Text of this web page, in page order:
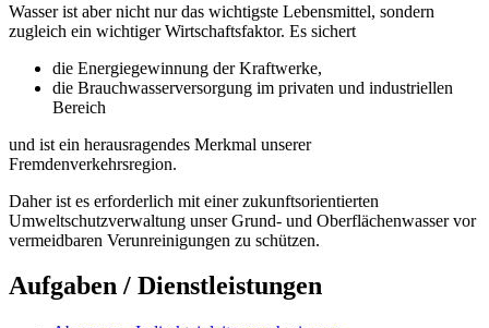
Wasser ist aber nicht nur das wichtigste Lebensmittel, sondern
zugleich ein wichtiger Wirtschaftsfaktor. Es sichert
die Energiegewinnung der Kraftwerke,
die Brauchwasserversorgung im privaten und industriellen
Bereich
und ist ein herausragendes Merkmal unserer
Fremdenverkehrsregion.
Daher ist es erforderlich mit einer zukunftsorientierten
Umweltschutzverwaltung unser Grund- und Oberflächenwasser vor
vermeidbaren Verunreinigungen zu schützen.
Aufgaben / Dienstleistungen